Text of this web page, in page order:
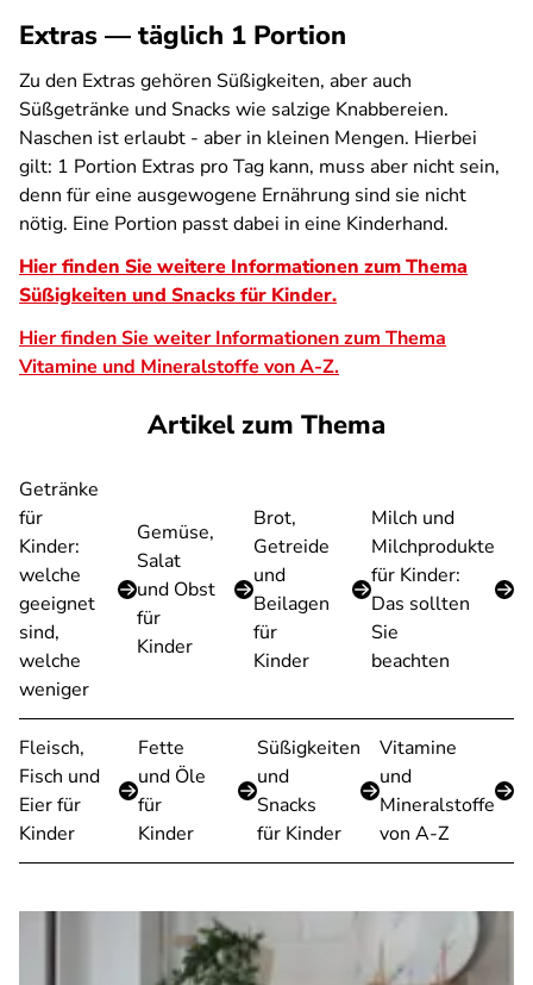
Extras — täglich 1 Portion
Zu den Extras gehören Süßigkeiten, aber auch
Süßgetränke und Snacks wie salzige Knabbereien.
Naschen ist erlaubt - aber in kleinen Mengen. Hierbei
gilt: 1 Portion Extras pro Tag kann, muss aber nicht sein,
denn für eine ausgewogene Ernährung sind sie nicht
nötig. Eine Portion passt dabei in eine Kinderhand.
Hier finden Sie weitere Informationen zum Thema
Süßigkeiten und Snacks für Kinder.
Hier finden Sie weiter Informationen zum Thema
Vitamine und Mineralstoffe von A-Z.
Artikel zum Thema
Getränke
für
Kinder:
welche
geeignet
sind,
welche
weniger
Gemüse,
Salat
und Obst
für
Kinder
Brot,
Getreide
und
Beilagen
für
Kinder
Milch und
Milchprodukte
für Kinder:
Das sollten
Sie
beachten
Fleisch,
Fisch und
Eier für
Kinder
Fette
und Öle
für
Kinder
Süßigkeiten
und
Snacks
für Kinder
Vitamine
und
Mineralstoffe
von A-Z